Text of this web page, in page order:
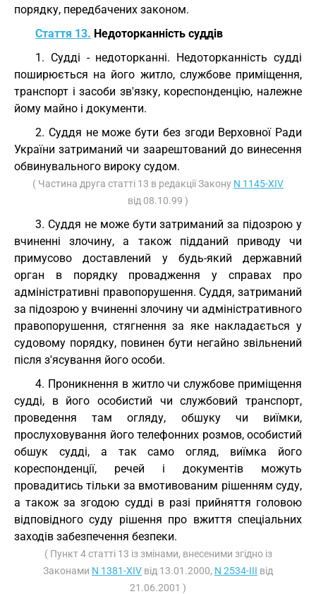
порядку, передбачених законом.
Стаття 13. Недоторканність суддів
1. Судді - недоторканні. Недоторканність судді
поширюється на його житло, службове приміщення,
транспорт і засоби зв'язку, кореспонденцію, належне
йому майно і документи.
2. Суддя не може бути без згоди Верховної Ради
України затриманий чи заарештований до винесення
обвинувального вироку судом.
( Частина друга статті 13 в редакції Закону N 1145-XIV
від 08.10.99 )
3. Суддя не може бути затриманий за підозрою у
вчиненні злочину, а також підданий приводу чи
примусово доставлений у будь-який державний
орган в порядку провадження у справах про
адміністративні правопорушення. Суддя, затриманий
за підозрою у вчиненні злочину чи адміністративного
правопорушення, стягнення за яке накладається у
судовому порядку, повинен бути негайно звільнений
після з'ясування його особи.
4. Проникнення в житло чи службове приміщення
судді, в його особистий чи службовий транспорт,
проведення там огляду, обшуку чи виїмки,
прослуховування його телефонних розмов, особистий
обшук судді, а так само огляд, виїмка його
кореспонденції, речей і документів можуть
провадитись тільки за вмотивованим рішенням суду,
а також за згодою судді в разі прийняття головою
відповідного суду рішення про вжиття спеціальних
заходів забезпечення безпеки.
( Пункт 4 статті 13 із змінами, внесеними згідно із
Законами N 1381-XIV від 13.01.2000, N 2534-III від
21.06.2001 )